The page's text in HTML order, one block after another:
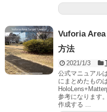
Vuforia
方法
2021/1/3
公式マニュアル
にまとめたもの
参考になります
作成する ...